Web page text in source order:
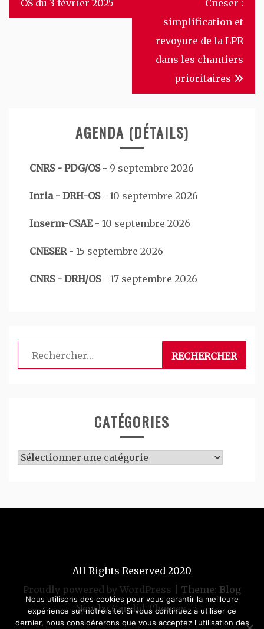
l’article
OS du 3 février 2025
Cneser :
simplification et
revoyure de la LPR
dans les chantiers
prioritaires
AGENDA (DÉTAILS)
CNRS - PDG/OS- 9 septembre 2026
Inria - DRH-OS- 10 septembre 2026
Inserm-CSAE- 10 septembre 2026
CNESER- 15 septembre 2026
CNRS - DRH/OS- 17 septembre 2026
Rechercher :
CATÉGORIES
Catégories
All Rights Reserved 2020
Proudly powered by WordPress
Theme: Blog
New byCandid Themes.
Nous utilisons des cookies pour vous garantir la meilleure
expérience sur notre site. Si vous continuez à utiliser ce
dernier, nous considérerons que vous acceptez l'utilisation des